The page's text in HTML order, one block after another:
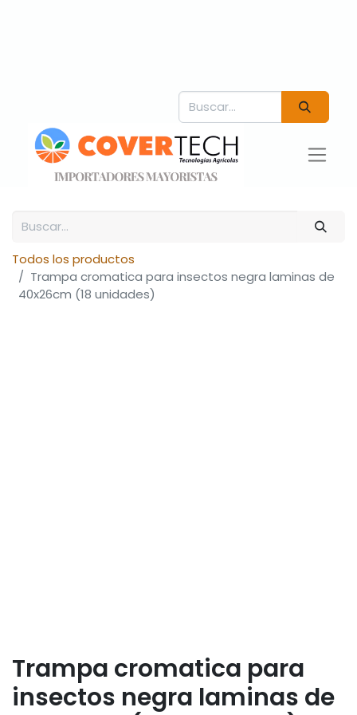
Todos los productos
Trampa cromatica para insectos negra laminas de
40x26cm (18 unidades)
Trampa cromatica para
insectos negra laminas de